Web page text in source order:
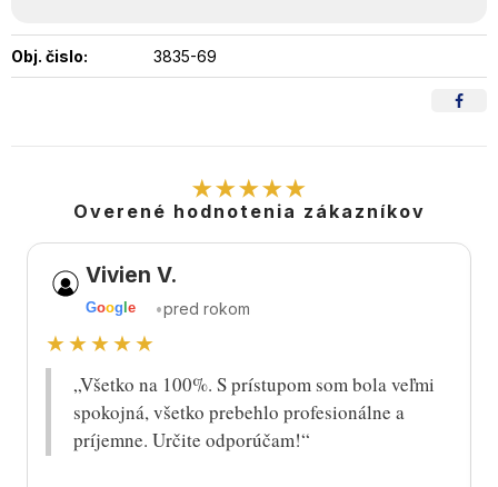
Obj. čislo: 3835-69
★★★★★
Overené hodnotenia zákazníkov
Vivien V.
Goog le •pred rokom
★★★★★
„Všetko na 100%. S prístupom som bola veľmi
spokojná, všetko prebehlo profesionálne a
príjemne. Určite odporúčam!“